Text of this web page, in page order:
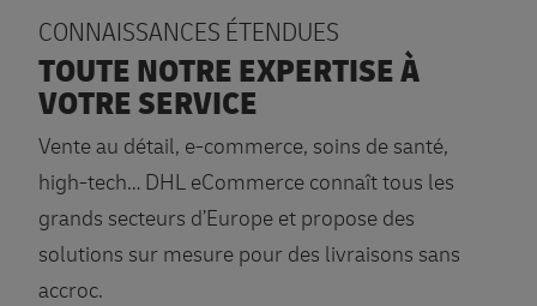
CONNAISSANCES ÉTENDUES
TOUTE NOTRE EXPERTISE À
VOTRE SERVICE
Vente au détail, e-commerce, soins de santé,
high-tech… DHL eCommerce connaît tous les
grands secteurs d’Europe et propose des
solutions sur mesure pour des livraisons sans
accroc.